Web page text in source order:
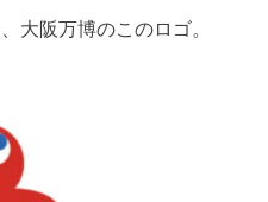
大阪万博のこのロゴ。